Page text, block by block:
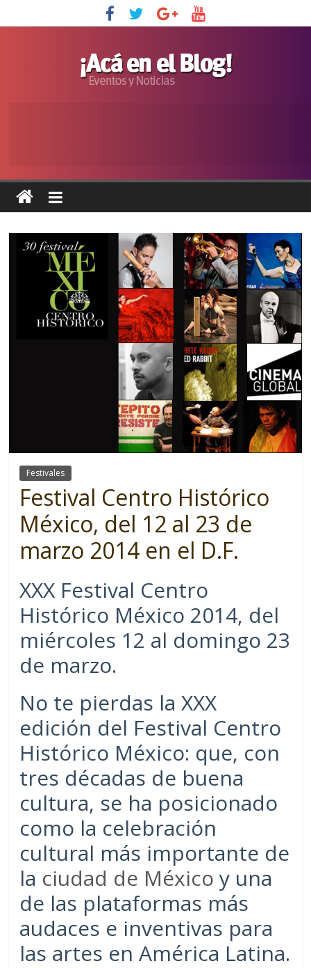
Festivales
Festival Centro Histórico
México, del 12 al 23 de
marzo 2014 en el D.F.
XXX Festival Centro
Histórico México 2014, del
miércoles 12 al domingo 23
de marzo.
No te pierdas la XXX
edición del Festival Centro
Histórico México: que, con
tres décadas de buena
cultura, se ha posicionado
como la celebración
cultural más importante de
la ciudad de México y una
de las plataformas más
audaces e inventivas para
las artes en América Latina.